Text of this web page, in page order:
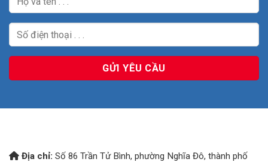
Địa chỉ: Số 86 Trần Tử Bình, phường Nghĩa Đô, thành phố